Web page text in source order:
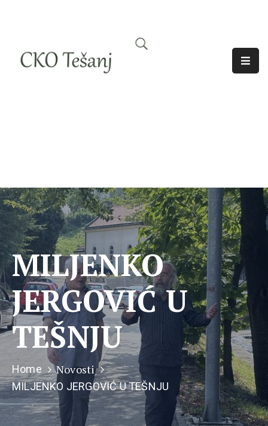
Nama
MILJENKO
JERGOVIĆ U
TEŠNJU
Home Novosti
MILJENKO JERGOVIĆ U TEŠNJU